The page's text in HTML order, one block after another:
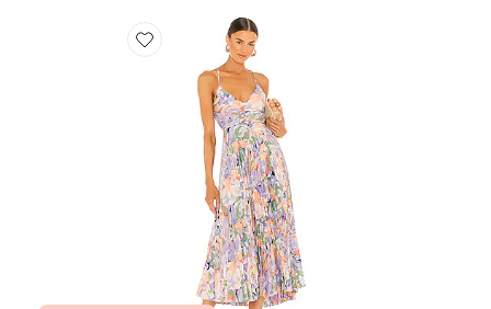
Favorite ROBE BLYTHE